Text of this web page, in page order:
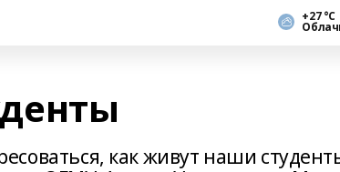
+27 °С
как живут наши